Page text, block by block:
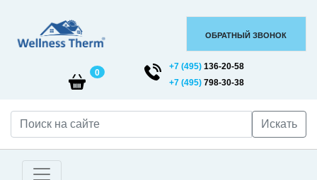
ОБРАТНЫЙ ЗВОНОК
0
+7 (495) 136-20-58
+7 (495) 798-30-38
Искать